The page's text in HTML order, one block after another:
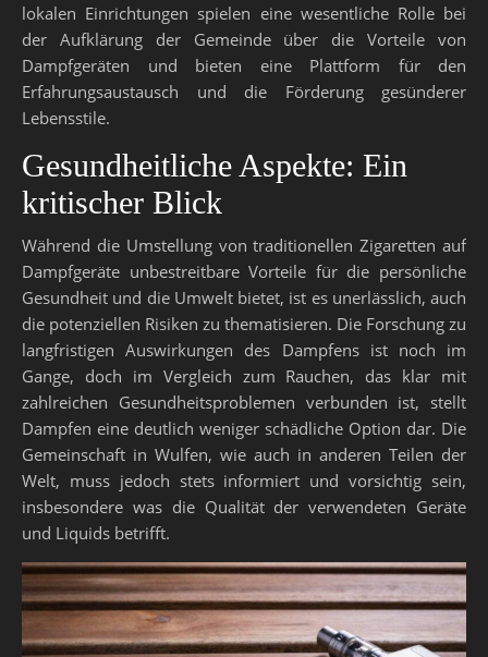
lokalen Einrichtungen spielen eine wesentliche Rolle bei
der Aufklärung der Gemeinde über die Vorteile von
Dampfgeräten und bieten eine Plattform für den
Erfahrungsaustausch und die Förderung gesünderer
Lebensstile.
Gesundheitliche Aspekte: Ein
kritischer Blick
Während die Umstellung von traditionellen Zigaretten auf
Dampfgeräte unbestreitbare Vorteile für die persönliche
Gesundheit und die Umwelt bietet, ist es unerlässlich, auch
die potenziellen Risiken zu thematisieren. Die Forschung zu
langfristigen Auswirkungen des Dampfens ist noch im
Gange, doch im Vergleich zum Rauchen, das klar mit
zahlreichen Gesundheitsproblemen verbunden ist, stellt
Dampfen eine deutlich weniger schädliche Option dar. Die
Gemeinschaft in Wulfen, wie auch in anderen Teilen der
Welt, muss jedoch stets informiert und vorsichtig sein,
insbesondere was die Qualität der verwendeten Geräte
und Liquids betrifft.